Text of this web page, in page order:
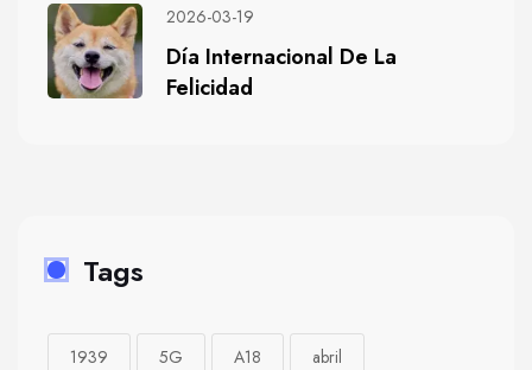
2026-03-19
Día Internacional De La
Felicidad
Tags
1939 5G A18 abril